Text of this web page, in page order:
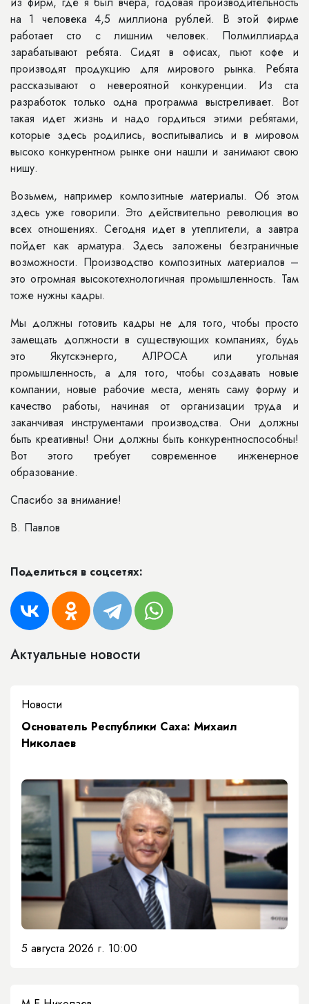
на 1 человека 4,5 миллиона рублей. В этой фирме
работает сто с лишним человек. Полмиллиарда
зарабатывают ребята. Сидят в офисах, пьют кофе и
производят продукцию для мирового рынка. Ребята
рассказывают о невероятной конкуренции. Из ста
разработок только одна программа выстреливает. Вот
такая идет жизнь и надо гордиться этими ребятами,
которые здесь родились, воспитывались и в мировом
высоко конкурентном рынке они нашли и занимают свою
нишу.
Возьмем, например композитные материалы. Об этом
здесь уже говорили. Это действительно революция во
всех отношениях. Сегодня идет в утеплители, а завтра
пойдет как арматура. Здесь заложены безграничные
возможности. Производство композитных материалов –
это огромная высокотехнологичная промышленность. Там
тоже нужны кадры.
Мы должны готовить кадры не для того, чтобы просто
замещать должности в существующих компаниях, будь
это Якутскэнерго, АЛРОСА или угольная
промышленность, а для того, чтобы создавать новые
компании, новые рабочие места, менять саму форму и
качество работы, начиная от организации труда и
заканчивая инструментами производства. Они должны
быть креативны! Они должны быть конкурентноспособны!
Вот этого требует современное инженерное
образование.
Спасибо за внимание!
В. Павлов
Поделиться в соцсетях:
Актуальные новости
Новости
Основатель Республики Саха: Михаил
Николаев
5 августа 2026 г. 10:00